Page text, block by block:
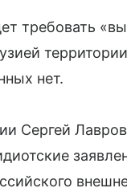
требовать
нет.
Сергей